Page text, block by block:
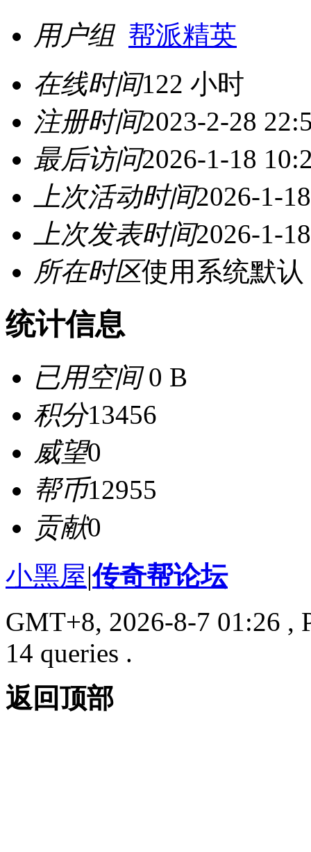
用户组 帮派精英
在线时间122 小时
注册时间2023-2-28
最后访问2026-1-18
上次活动时间2026-1-
上次发表时间2026-1-
所在时区使用系统默认
统计信息
已用空间0 B
积分13456
威望0
帮币12955
贡献0
小黑屋|传奇帮论坛
GMT+8, 2026-8-7 01:26 ,
14 queries .
返回顶部